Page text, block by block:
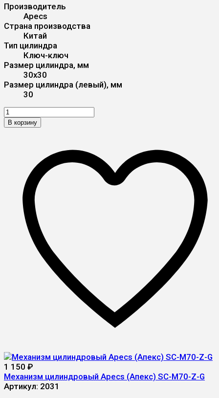
Производитель
Apecs
Страна производства
Китай
Тип цилиндра
Ключ-ключ
Размер цилиндра, мм
30x30
Размер цилиндра (левый), мм
30
В корзину
1 150 ₽
Механизм цилиндровый Apecs (Апекс) SC-M70-Z-G
Артикул: 2031